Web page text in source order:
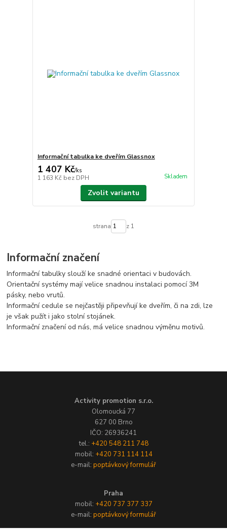
Informační tabulka ke dveřím Glassnox
1 407 Kč/ks
1 163 Kč bez DPH Skladem
Zvolit variantu
strana z 1
Informační značení
Informační tabulky slouží ke snadné orientaci v budovách.
Orientační systémy mají velice snadnou instalaci pomocí 3M
pásky, nebo vrutů.
Informační cedule se nejčastěji připevňují ke dveřím, či na zdi, lze
je však pužít i jako stolní stojánek.
Informační značení od nás, má velice snadnou výměnu motivů.
Activity promotion s.r.o.
Olomoucká 77
627 00 Brno
IČO: 26936241
tel.: +420 548 211 748
mobil: +420 731 114 114
e-mail: poptávkový formulář
Praha
mobil: +420 737 377 337
e-mail: poptávkový formulář